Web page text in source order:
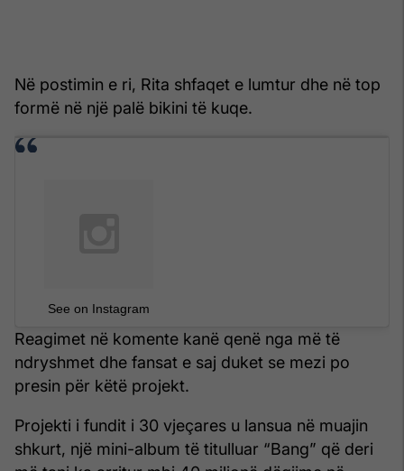
Në postimin e ri, Rita shfaqet e lumtur dhe në top
formë në një palë bikini të kuqe.
See on Instagram
Reagimet në komente kanë qenë nga më të
ndryshmet dhe fansat e saj duket se mezi po
presin për këtë projekt.
Projekti i fundit i 30 vjeçares u lansua në muajin
shkurt, një mini-album të titulluar “Bang” që deri